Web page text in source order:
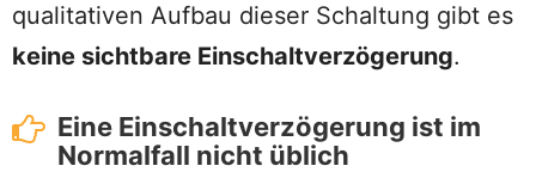
qualitativen Aufbau dieser Schaltung gibt es
keine sichtbare Einschaltverzögerung.
Eine Einschaltverzögerung ist im
Normalfall nicht üblich